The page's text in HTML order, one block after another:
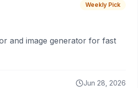
Weekly Pick
and image generator for fast
Jun 28, 2026